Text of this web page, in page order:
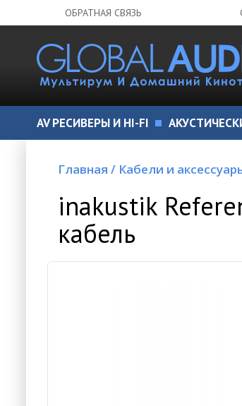
ОБРАТНАЯ СВЯЗЬ
AV РЕСИВЕРЫ И HI-FI
Главная / Кабели и
inakustik
кабель